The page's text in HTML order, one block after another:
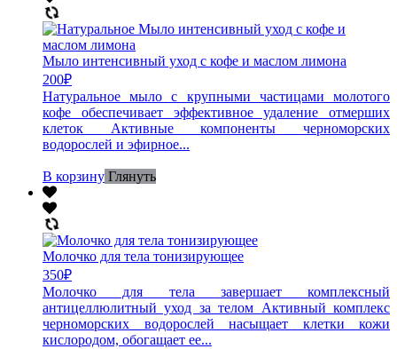
Мыло интенсивный уход с кофе и маслом лимона
200₽
Натуральное мыло с крупными частицами молотого
кофе обеспечивает эффективное удаление отмерших
клеток Активные компоненты черноморских
водорослей и эфирное...
В корзину Глянуть
Молочко для тела тонизирующее
350₽
Молочко для тела завершает комплексный
антицеллюлитный уход за телом Активный комплекс
черноморских водорослей насыщает клетки кожи
кислородом, обогащает ее...